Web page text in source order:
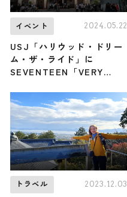
イベント 2024.05.22
USJ「ハリウッド・ドリー
ム・ザ・ライド」に
SEVENTEEN「VERY
トラベル 2023.12.03